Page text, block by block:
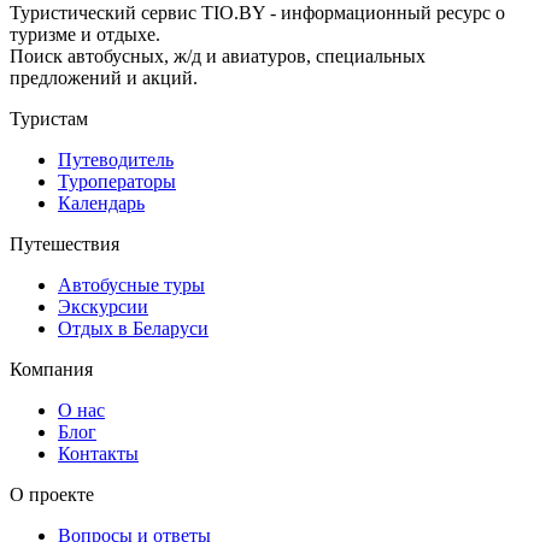
Туристический сервис TIO.BY - информационный ресурс о
туризме и отдыхе.
Поиск автобусных, ж/д и авиатуров, специальных
предложений и акций.
Туристам
Путеводитель
Туроператоры
Календарь
Путешествия
Автобусные туры
Экскурсии
Отдых в Беларуси
Компания
О нас
Блог
Контакты
О проекте
Вопросы и ответы